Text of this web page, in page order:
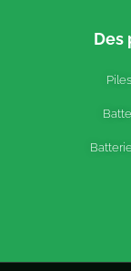
Des